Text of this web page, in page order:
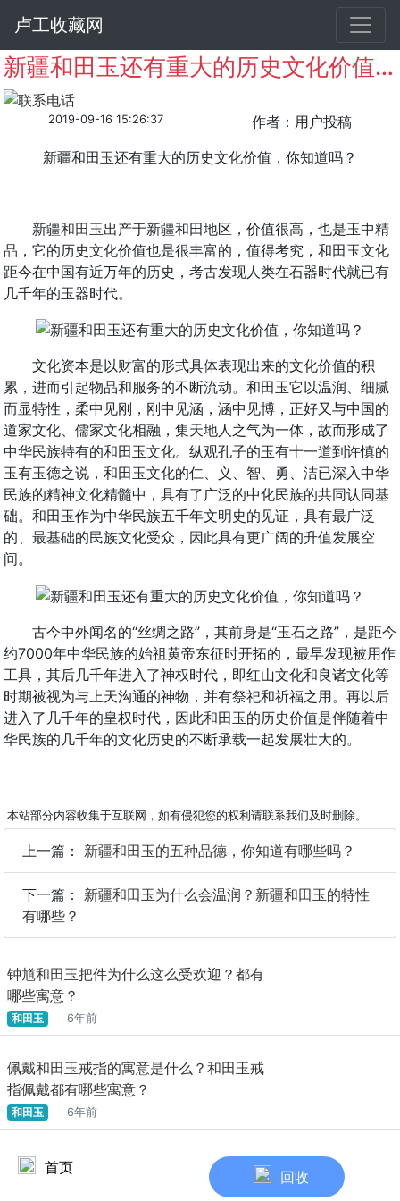
卢工收藏网
新疆和田玉还有重大的历史文化价值，你知道吗？
2019-09-16 15:26:37
作者：用户投稿
新疆和田玉还有重大的历史文化价值，你知道吗？
新疆和田玉出产于新疆和田地区，价值很高，也是玉中精
品，它的历史文化价值也是很丰富的，值得考究，和田玉文化
距今在中国有近万年的历史，考古发现人类在石器时代就已有
几千年的玉器时代。
文化资本是以财富的形式具体表现出来的文化价值的积
累，进而引起物品和服务的不断流动。和田玉它以温润、细腻
而显特性，柔中见刚，刚中见涵，涵中见博，正好又与中国的
道家文化、儒家文化相融，集天地人之气为一体，故而形成了
中华民族特有的和田玉文化。纵观孔子的玉有十一道到许慎的
玉有玉德之说，和田玉文化的仁、义、智、勇、洁已深入中华
民族的精神文化精髓中，具有了广泛的中化民族的共同认同基
础。和田玉作为中华民族五千年文明史的见证，具有最广泛
的、最基础的民族文化受众，因此具有更广阔的升值发展空
间。
古今中外闻名的“丝绸之路”，其前身是“玉石之路”，是距今
约7000年中华民族的始祖黄帝东征时开拓的，最早发现被用作
工具，其后几千年进入了神权时代，即红山文化和良诸文化等
时期被视为与上天沟通的神物，并有祭祀和祈福之用。再以后
进入了几千年的皇权时代，因此和田玉的历史价值是伴随着中
华民族的几千年的文化历史的不断承载一起发展壮大的。
本站部分内容收集于互联网，如有侵犯您的权利请联系我们及时删除。
上一篇： 新疆和田玉的五种品德，你知道有哪些吗？
下一篇： 新疆和田玉为什么会温润？新疆和田玉的特性
有哪些？
钟馗和田玉把件为什么这么受欢迎？都有
哪些寓意？
和田玉 6年前
佩戴和田玉戒指的寓意是什么？和田玉戒
指佩戴都有哪些寓意？
和田玉 6年前
蓝田玉的功效都有哪些？
首页
回收